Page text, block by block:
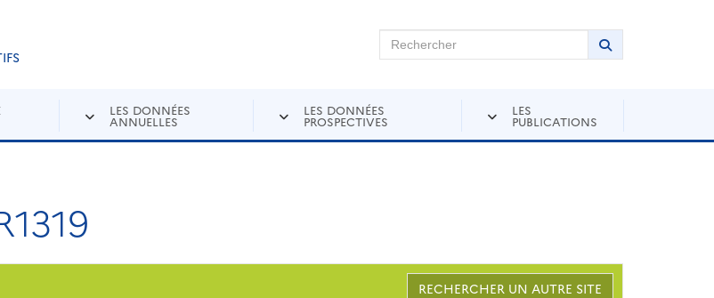
Rechercher sur Andra Inventaire Rechercher
Lancer la
LES DONNÉES
ANNUELLES
LES DONNÉES
PROSPECTIVES
LES
PUBLICATIONS
RECHERCHER UN AUTRE SITE